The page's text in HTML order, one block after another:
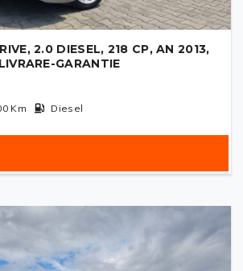
2.0 DIESEL, 218 CP, AN 2013,
GARANTIE
Km Diesel